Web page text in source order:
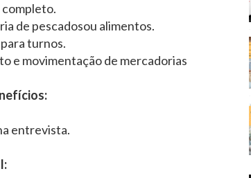
de pescadosou alimentos.
turnos.
e movimentação de mercadorias
entrevista.